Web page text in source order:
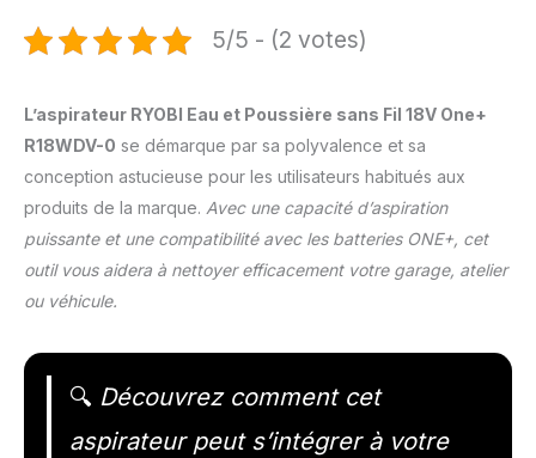
5/5 - (2 votes)
L’aspirateur RYOBI Eau et Poussière sans Fil 18V One+
R18WDV-0 se démarque par sa polyvalence et sa
conception astucieuse pour les utilisateurs habitués aux
produits de la marque. Avec une capacité d’aspiration
puissante et une compatibilité avec les batteries ONE+, cet
outil vous aidera à nettoyer efficacement votre garage, atelier
ou véhicule.
🔍 Découvrez comment cet
aspirateur peut s’intégrer à votre